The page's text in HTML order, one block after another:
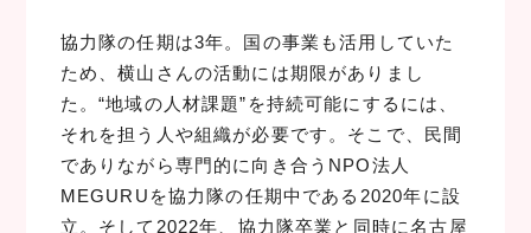
協力隊の任期は3年。国の事業も活用していた
ため、横山さんの活動には期限がありまし
た。“地域の人材課題”を持続可能にするには、
それを担う人や組織が必要です。そこで、民間
でありながら専門的に向き合うNPO法人
MEGURUを協力隊の任期中である2020年に設
立。そして2022年、協力隊卒業と同時に名古屋